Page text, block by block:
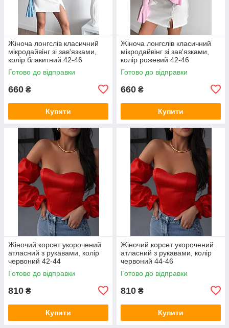
Жіноча лонгслів класичний
мікродайвінг зі зав'язками,
колір блакитний 42-46
Готово до відправки
660 ₴
Купити
Жіноча лонгслів класичний
мікродайвінг зі зав'язками,
колір рожевий 42-46
Готово до відправки
660 ₴
Купити
Жіночий корсет укорочений
атласний з рукавами, колір
червоний 42-44
Готово до відправки
810 ₴
Купити
Жіночий корсет укорочений
атласний з рукавами, колір
червоний 44-46
Готово до відправки
810 ₴
Купити